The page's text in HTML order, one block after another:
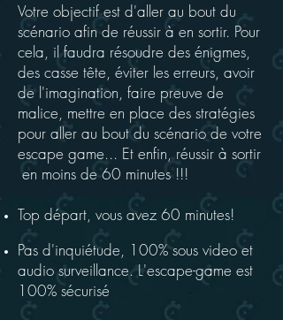
Votre objectif est d'aller au bout du
scénario afin de réussir à en sortir. Pour
cela, il faudra résoudre des énigmes,
des casse tête, éviter les erreurs, avoir
de l'imagination, faire preuve de
malice, mettre en place des stratégies
pour aller au bout du scénario de votre
escape game... Et enfin, réussir à sortir
en moins de 60 minutes !!!
Top départ, vous avez 60 minutes!
Pas d'inquiétude, 100% sous video et
audio surveillance. L'escape-game est
100% sécurisé